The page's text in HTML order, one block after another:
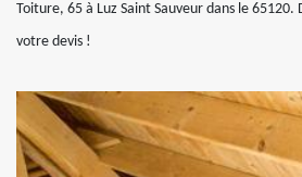
Toiture, 65 à Luz Saint Sauveur dans le
votre devis !